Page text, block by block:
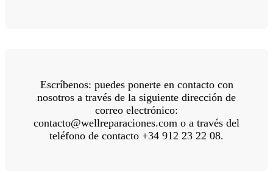
Escríbenos: puedes ponerte en contacto con
nosotros a través de la siguiente dirección de
correo electrónico:
contacto@wellreparaciones.com o a través del
teléfono de contacto +34 912 23 22 08.